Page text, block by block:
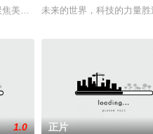
、鼓手顾寿（杨宝河 饰）、老
美国著名电视主持人罗杰斯先生（
未来的世界，科技的力量
1.0 正片